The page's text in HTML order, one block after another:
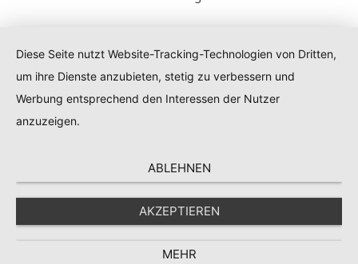
Diese Seite nutzt Website-Tracking-Technologien von Dritten,
um ihre Dienste anzubieten, stetig zu verbessern und
Werbung entsprechend den Interessen der Nutzer
anzuzeigen.
ABLEHNEN
AKZEPTIEREN
MEHR